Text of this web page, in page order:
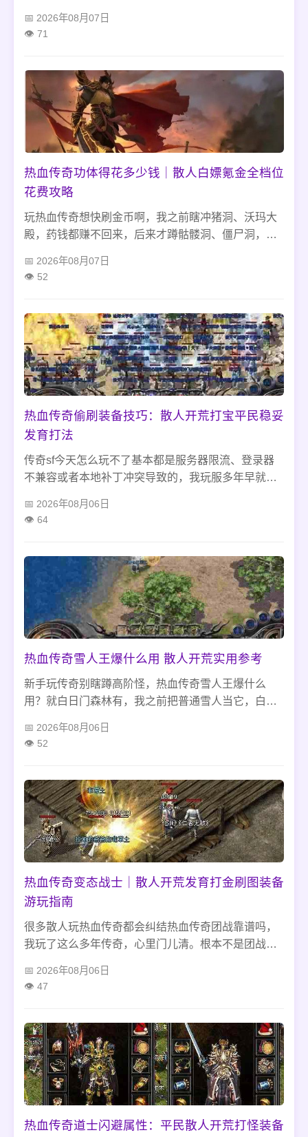
小怪图刷材料打金最靠谱，装备只堆纯道术就够用，
2026年08月07日
71
热血传奇功体得花多少钱｜散人白嫖氪金全档位
花费攻略
玩热血传奇想快刷金币啊，我之前瞎冲猪洞、沃玛大
殿，药钱都赚不回来，后来才蹲骷髅洞、僵尸洞，零
加行会做日常，道士挂机、法师控蓝，散人慢慢攒金
2026年08月07日
52
热血传奇偷刷装备技巧：散人开荒打宝平民稳妥
发育打法
传奇sf今天怎么玩不了基本都是服务器限流、登录器
不兼容或者本地补丁冲突导致的，我玩服多年早就习
想干等就去沃玛寺庙刷点基础装备和材料过渡，新手
2026年08月06日
64
热血传奇雪人王爆什么用 散人开荒实用参考
新手玩传奇别瞎蹲高阶怪，热血传奇雪人王爆什么
用？就白日门森林有，我之前把普通雪人当它，白忙
打，别信能爆极品，凌晨去没人抢，清完周围小怪再
2026年08月06日
52
热血传奇变态战士｜散人开荒发育打金刷图装备
游玩指南
很多散人玩热血传奇都会纠结热血传奇团战靠谱吗，
我玩了这么多年传奇，心里门儿清。根本不是团战玩
打架。前期别凑热闹瞎参战，安心刷怪升级就好，后
2026年08月06日
47
热血传奇道士闪避属性：平民散人开荒打怪装备